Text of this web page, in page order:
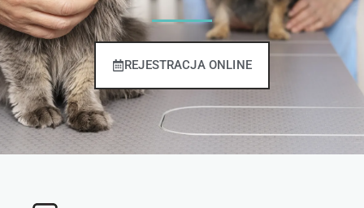
REJESTRACJA ONLINE